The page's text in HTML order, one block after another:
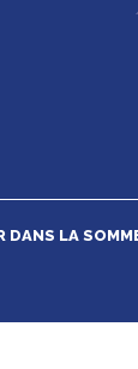
DANS LA